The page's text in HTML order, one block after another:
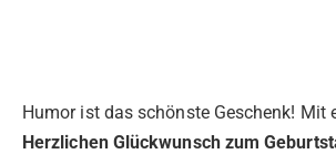
Humor ist das schönste Geschenk! Mit
Herzlichen Glückwunsch zum